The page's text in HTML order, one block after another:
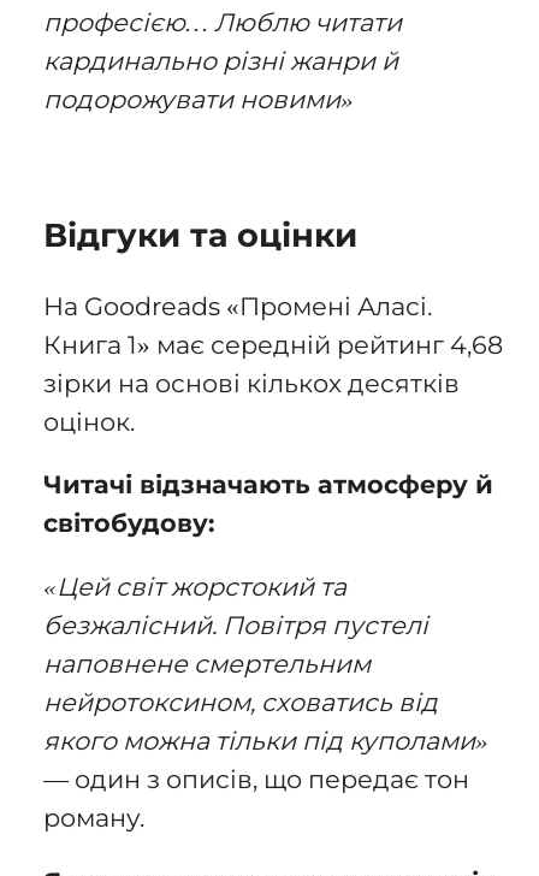
професією… Люблю читати
кардинально різні жанри й
подорожувати новими»
Відгуки та оцінки
На Goodreads «Промені Аласі.
Книга 1» має середній рейтинг 4,68
зірки на основі кількох десятків
оцінок.
Читачі відзначають атмосферу й
світобудову:
«Цей світ жорстокий та
безжалісний. Повітря пустелі
наповнене смертельним
нейротоксином, сховатись від
якого можна тільки під куполами»
— один з описів, що передає тон
роману.